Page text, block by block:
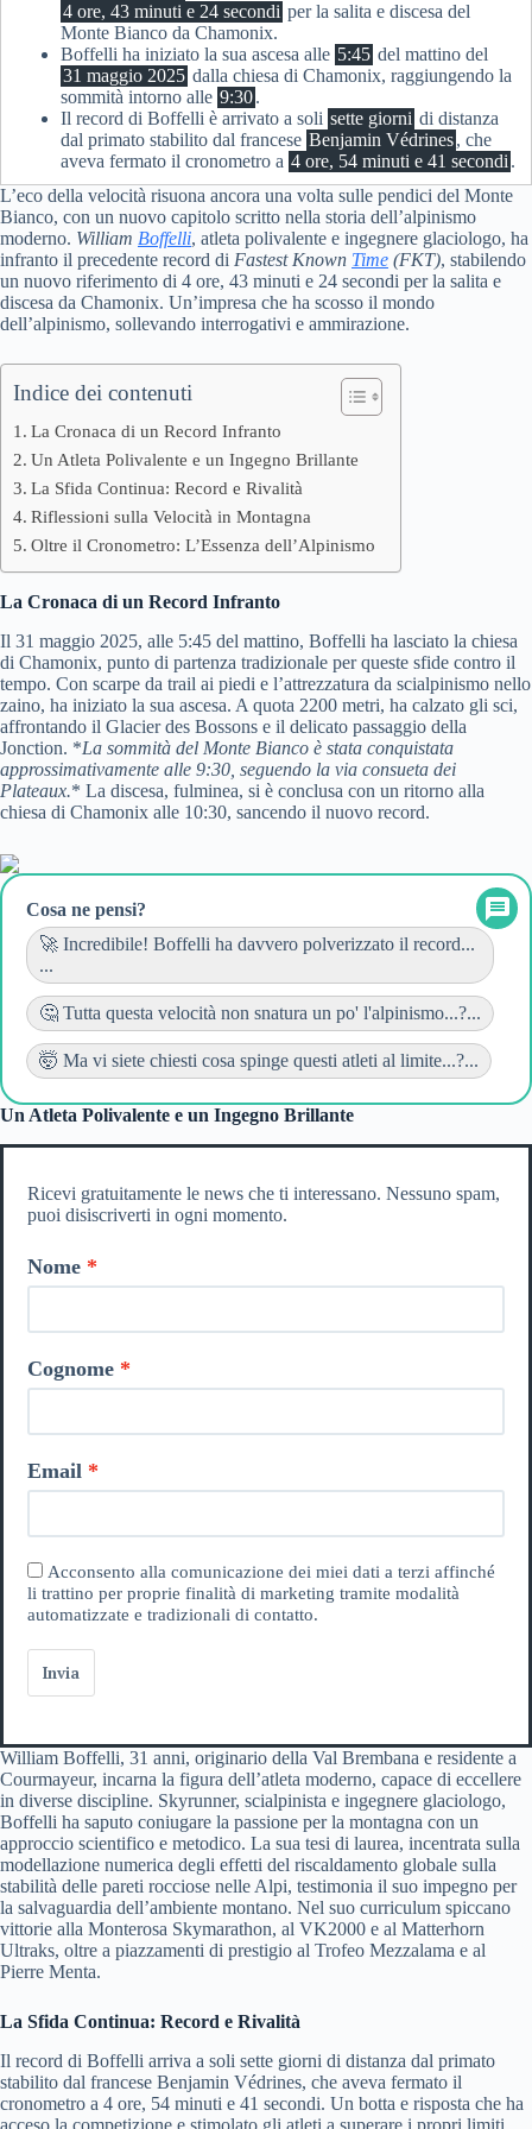
4 ore, 43 minuti e 24 secondi per la salita e discesa del
Monte Bianco da Chamonix.
Boffelli ha iniziato la sua ascesa alle 5:45 del mattino del
31 maggio 2025 dalla chiesa di Chamonix, raggiungendo la
sommità intorno alle 9:30.
Il record di Boffelli è arrivato a soli sette giorni di distanza
dal primato stabilito dal francese Benjamin Védrines, che
aveva fermato il cronometro a 4 ore, 54 minuti e 41 secondi .
L’eco della velocità risuona ancora una volta sulle pendici del Monte
Bianco, con un nuovo capitolo scritto nella storia dell’alpinismo
moderno. William Boffelli, atleta polivalente e ingegnere glaciologo, ha
infranto il precedente record di Fastest Known Time (FKT), stabilendo
un nuovo riferimento di 4 ore, 43 minuti e 24 secondi per la salita e
discesa da Chamonix. Un’impresa che ha scosso il mondo
dell’alpinismo, sollevando interrogativi e ammirazione.
Indice dei contenuti
La Cronaca di un Record Infranto
Un Atleta Polivalente e un Ingegno Brillante
La Sfida Continua: Record e Rivalità
Riflessioni sulla Velocità in Montagna
Oltre il Cronometro: L’Essenza dell’Alpinismo
La Cronaca di un Record Infranto
Il 31 maggio 2025, alle 5:45 del mattino, Boffelli ha lasciato la chiesa
di Chamonix, punto di partenza tradizionale per queste sfide contro il
tempo. Con scarpe da trail ai piedi e l’attrezzatura da scialpinismo nello
zaino, ha iniziato la sua ascesa. A quota 2200 metri, ha calzato gli sci,
affrontando il Glacier des Bossons e il delicato passaggio della
Jonction. *La sommità del Monte Bianco è stata conquistata
approssimativamente alle 9:30, seguendo la via consueta dei
Plateaux.* La discesa, fulminea, si è conclusa con un ritorno alla
chiesa di Chamonix alle 10:30, sancendo il nuovo record.
Cosa ne pensi?
🚀 Incredibile! Boffelli ha davvero polverizzato il record...
...
🤔 Tutta questa velocità non snatura un po' l'alpinismo...?...
🤯 Ma vi siete chiesti cosa spinge questi atleti al limite...?...
Un Atleta Polivalente e un Ingegno Brillante
Ricevi gratuitamente le news che ti interessano. Nessuno spam,
puoi disiscriverti in ogni momento.
Nome
Cognome
Email
Acconsento alla comunicazione dei miei dati a terzi affinché
li trattino per proprie finalità di marketing tramite modalità
automatizzate e tradizionali di contatto.
Invia
William Boffelli, 31 anni, originario della Val Brembana e residente a
Courmayeur, incarna la figura dell’atleta moderno, capace di eccellere
in diverse discipline. Skyrunner, scialpinista e ingegnere glaciologo,
Boffelli ha saputo coniugare la passione per la montagna con un
approccio scientifico e metodico. La sua tesi di laurea, incentrata sulla
modellazione numerica degli effetti del riscaldamento globale sulla
stabilità delle pareti rocciose nelle Alpi, testimonia il suo impegno per
la salvaguardia dell’ambiente montano. Nel suo curriculum spiccano
vittorie alla Monterosa Skymarathon, al VK2000 e al Matterhorn
Ultraks, oltre a piazzamenti di prestigio al Trofeo Mezzalama e al
Pierre Menta.
La Sfida Continua: Record e Rivalità
Il record di Boffelli arriva a soli sette giorni di distanza dal primato
stabilito dal francese Benjamin Védrines, che aveva fermato il
cronometro a 4 ore, 54 minuti e 41 secondi. Un botta e risposta che ha
acceso la competizione e stimolato gli atleti a superare i propri limiti.